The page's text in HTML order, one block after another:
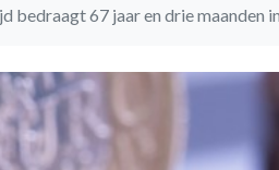
bedraagt 67 jaar en drie maanden